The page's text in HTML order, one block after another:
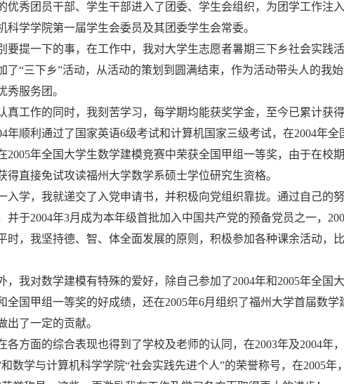
优秀团员干部、学生干部进入了团委、学生会组织，为团学工作注
科学学院第一届学生会委员及其团委学生会常委。
要提一下的事，在工作中，我对大学生志愿者暑期三下乡社会实践
了“三下乡”活动，从活动的策划到圆满结束，作为活动带头人的我
秀服务团。
真工作的同时，我刻苦学习，每学期均能获奖学金，至今已累计获
年顺利通过了国家英语6级考试和计算机国家三级考试，在2004年
2005年全国大学生数学建模竞赛中荣获全国甲组一等奖，由于在校
得直接免试攻读福州大学数学系硕士学位研究生资格。
入学，我就递交了入党申请书，并积极向党组织靠拢。通过自己的
并于2004年3月成为本年级首批加入中国共产党的预备党员之一，
时，我坚持德、智、体全面发展的原则，积极参加各种课余活动，
，我对数学建模有特殊的爱好，除自己参加了2004年和2005年全国
全国甲组一等奖的好成绩，还在2005年6月组织了福州大学首届数
出了一定的贡献。
各方面的综合表现也得到了学校及老师的认同，在2003年及2004年
数学与计算机科学学院“社会实践先进个人”的荣誉称号，在2005